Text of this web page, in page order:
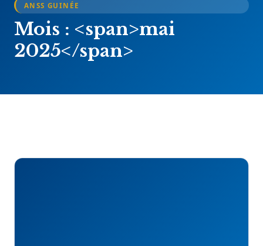
ANSS GUINÉE
Mois : <span>mai
2025</span>